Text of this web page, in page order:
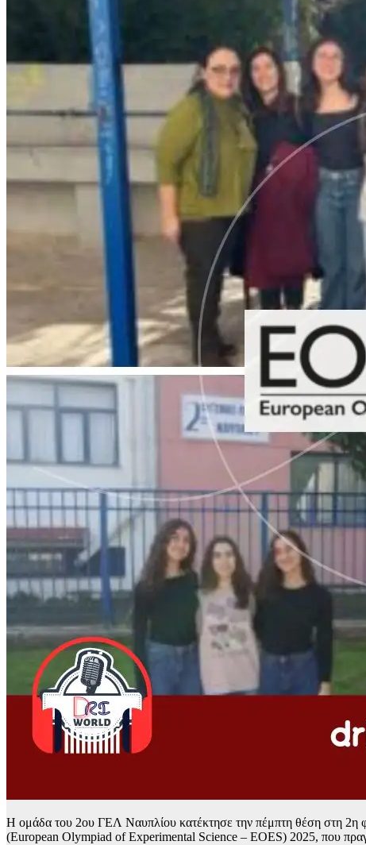
Η ομάδα του 2ου ΓΕΛ Ναυπλίου κατέκτησε την πέμπτη θέση στη 2η
(European Olympiad of Experimental Science – EOES) 2025, που